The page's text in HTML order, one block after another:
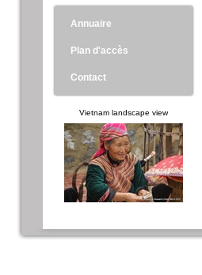
Annuaire
Plan d'accès
Contact
Vietnam landscape view